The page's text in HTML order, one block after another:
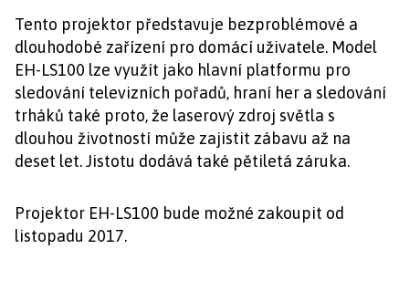
Tento projektor představuje bezproblémové a
dlouhodobé zařízení pro domácí uživatele. Model
EH-LS100 lze využít jako hlavní platformu pro
sledování televizních pořadů, hraní her a sledování
trháků také proto, že laserový zdroj světla s
dlouhou životností může zajistit zábavu až na
deset let. Jistotu dodává také pětiletá záruka.
Projektor EH-LS100 bude možné zakoupit od
listopadu 2017.